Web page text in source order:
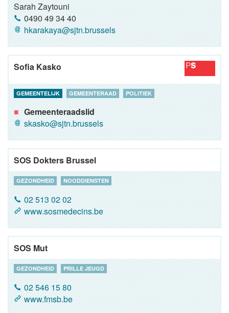
Sarah Zaytouni
0490 49 34 40
hkarakaya@sjtn.brussels
Sofia Kasko
GEMEENTELIJK GEMEENTERAAD POLITIEK
Gemeenteraadslid
skasko@sjtn.brussels
SOS Dokters Brussel
GEZONDHEID NOODDIENSTEN
02 513 02 02
www.sosmedecins.be
SOS Mut
GEZONDHEID PRILLE JEUGD
02 546 15 80
www.fmsb.be